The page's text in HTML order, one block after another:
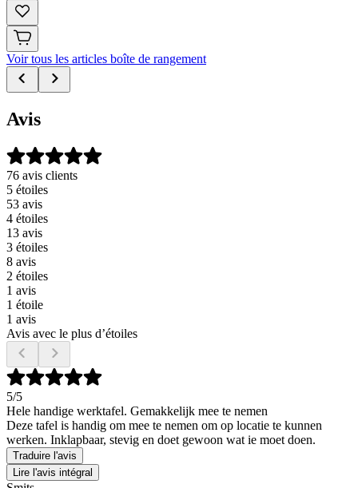
Voir tous les articles boîte de rangement
Avis
76 avis clients
5 étoiles
53 avis
4 étoiles
13 avis
3 étoiles
8 avis
2 étoiles
1 avis
1 étoile
1 avis
Avis avec le plus d’étoiles
5/5
Hele handige werktafel. Gemakkelijk mee te nemen
Deze tafel is handig om mee te nemen om op locatie te kunnen
werken. Inklapbaar, stevig en doet gewoon wat ie moet doen.
Traduire l'avis
Lire l'avis intégral